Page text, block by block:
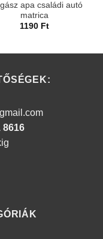
apa családi autó
matrica
1190 Ft
8616